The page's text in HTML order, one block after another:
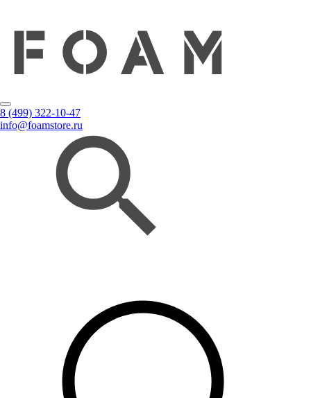
8 (499) 322-10-47
info@foamstore.ru